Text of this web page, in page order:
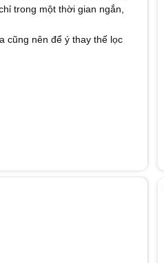
trong một thời gian ngắn,
cũng nên để ý thay thế lọc